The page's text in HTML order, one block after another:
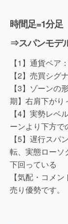
時間足=1分足
⇒スパンモデ
【1】通貨ペア
【2】売買シグ
【3】ゾーンの
期】右肩下がり
【4】実勢レベ
ーンより下方で
【5】遅行スパ
転、実態ローソ
下回っている
【気配・コメ
売り優勢です。